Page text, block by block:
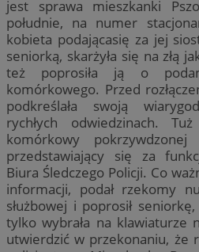
jest sprawa mieszkanki
południe, na numer
kobieta podającasię za jej
seniorką, skarżyła się na złą
też poprosiła ją o
komórkowego. Przed
podkreślała swoją
rychłych odwiedzinach.
komórkowy pokrzywdzonej
przedstawiający się za
Biura Śledczego Policji. Co
informacji, podał rzekomy
służbowej i poprosił
tylko wybrała na klawiaturze
utwierdzić w przekonaniu, że